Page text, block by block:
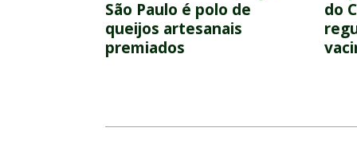
São Paulo é polo de
queijos artesanais
premiados
do